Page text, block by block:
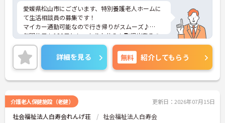
愛媛県松山市にございます、特別養護老人ホームに
て生活相談員の募集です！
マイカー通勤可能なので行き帰りがスムーズ♪
年間休日も120日としっかりお休みも取得出来るの
で、ワークライフバランスを大切にしたい方にオス
スメです◎
また、育児休暇制度や利用可能な託児所があり、お
子様のいらっしゃる方でも安心して働けます★
ご興味のある方は、マイナビ介護職までお問い合わ
詳細を見る 無料 紹介してもらう
介護老人保健施設（老健） 更新日：2026年07月15日
社会福祉法人白寿会れんげ荘 社会福祉法人白寿会